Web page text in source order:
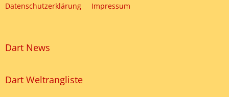
Datenschutzerklärung Impressum
Dart News
Dart Weltrangliste